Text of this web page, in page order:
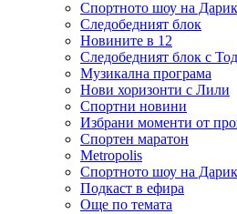
Спортното шоу на Дарик
Следобедният блок
Новините в 12
Следобедният блок с
Музикална програма
Нови хоризонти с Лили
Спортни новини
Избрани моменти от
Спортен маратон
Metropolis
Спортното шоу на
Подкаст в ефира
Още по темата